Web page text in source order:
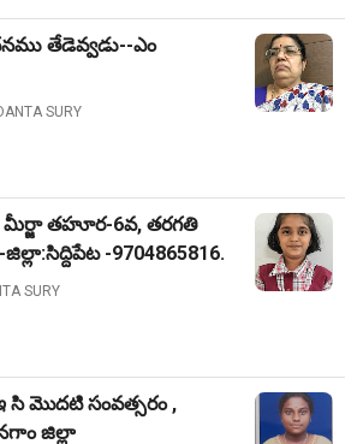
తేడెవ్వడు--ఎం
SURY
తహూర-6వ, తరగతి
-9704865816.
SURY
సి మొదటి సంవత్సరం ,
జిల్లా